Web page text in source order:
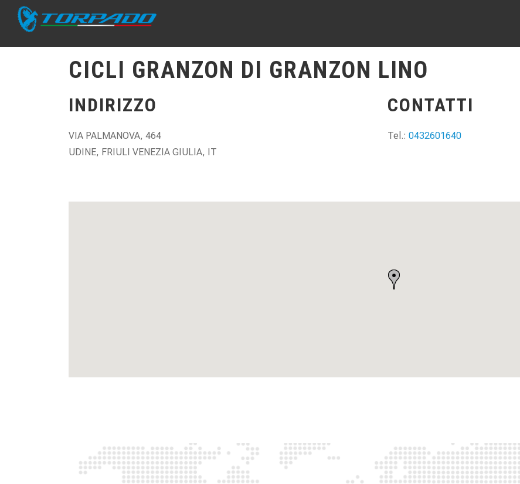
CICLI GRANZON DI GRANZON LINO
INDIRIZZO
VIA PALMANOVA, 464
UDINE, FRIULI VENEZIA GIULIA, IT
CONTATTI
Tel.: 0432601640